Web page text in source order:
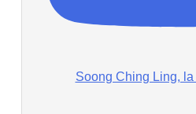
Soong Ching Ling,